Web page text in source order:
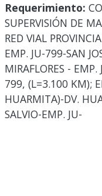
Requerimiento:
SUPERVISIÓN DE
RED VIAL
EMP. JU-799-SAN
MIRAFLORES -
799, (L=3.100 KM);
HUARMITA)-DV.
SALVIO-EMP. JU-